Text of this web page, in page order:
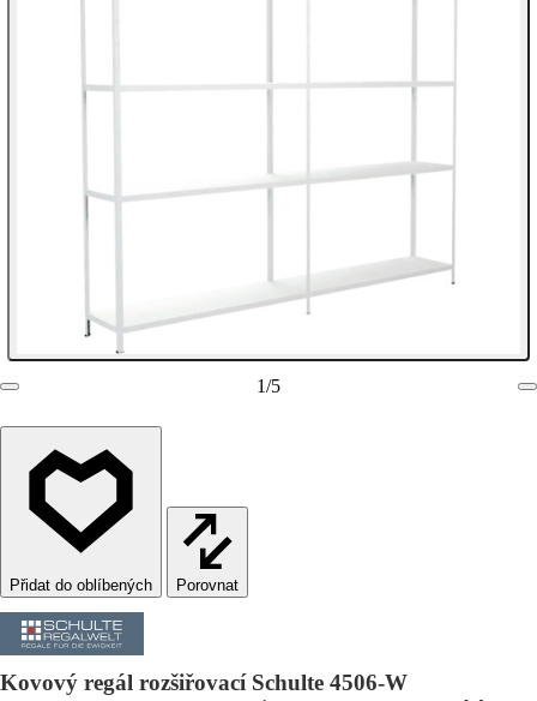
1/5
Porovnat
Kovový regál rozšiřovací Schulte 4506-W